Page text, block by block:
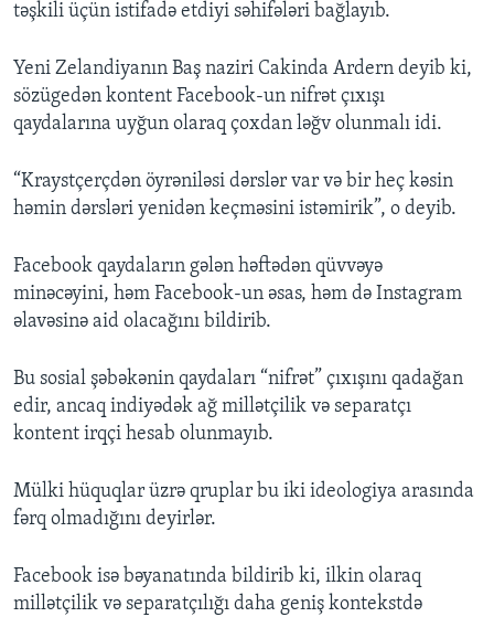
təşkili üçün istifadə etdiyi səhifələri bağlayıb.
Yeni Zelandiyanın Baş naziri Cakinda Ardern deyib ki,
sözügedən kontent Facebook-un nifrət çıxışı
qaydalarına uyğun olaraq çoxdan ləğv olunmalı idi.
“Kraystçerçdən öyrəniləsi dərslər var və bir heç kəsin
həmin dərsləri yenidən keçməsini istəmirik”, o deyib.
Facebook qaydaların gələn həftədən qüvvəyə
minəcəyini, həm Facebook-un əsas, həm də Instagram
əlavəsinə aid olacağını bildirib.
Bu sosial şəbəkənin qaydaları “nifrət” çıxışını qadağan
edir, ancaq indiyədək ağ millətçilik və separatçı
kontent irqçi hesab olunmayıb.
Mülki hüquqlar üzrə qruplar bu iki ideologiya arasında
fərq olmadığını deyirlər.
Facebook isə bəyanatında bildirib ki, ilkin olaraq
millətçilik və separatçılığı daha geniş kontekstdə